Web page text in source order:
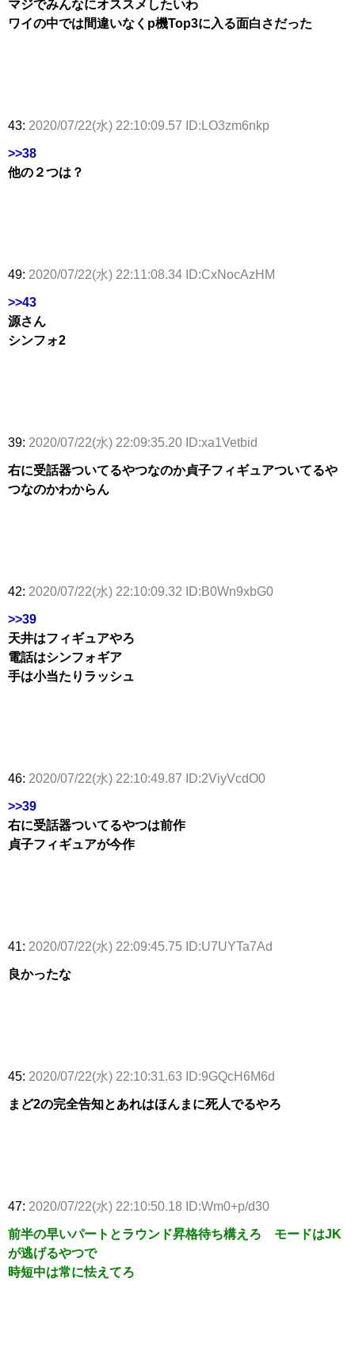
マジでみんなにオススメしたいわ
ワイの中では間違いなくp機Top3に入る面白さだった
43: 2020/07/22(水) 22:10:09.57 ID:LO3zm6nkp
>>38
他の２つは？
49: 2020/07/22(水) 22:11:08.34 ID:CxNocAzHM
>>43
源さん
シンフォ2
39: 2020/07/22(水) 22:09:35.20 ID:xa1Vetbid
右に受話器ついてるやつなのか貞子フィギュアついてるや
つなのかわからん
42: 2020/07/22(水) 22:10:09.32 ID:B0Wn9xbG0
>>39
天井はフィギュアやろ
電話はシンフォギア
手は小当たりラッシュ
46: 2020/07/22(水) 22:10:49.87 ID:2ViyVcdO0
>>39
右に受話器ついてるやつは前作
貞子フィギュアが今作
41: 2020/07/22(水) 22:09:45.75 ID:U7UYTa7Ad
良かったな
45: 2020/07/22(水) 22:10:31.63 ID:9GQcH6M6d
まど2の完全告知とあれはほんまに死人でるやろ
47: 2020/07/22(水) 22:10:50.18 ID:Wm0+p/d30
前半の早いパートとラウンド昇格待ち構えろ モードはJK
が逃げるやつで
時短中は常に怯えてろ